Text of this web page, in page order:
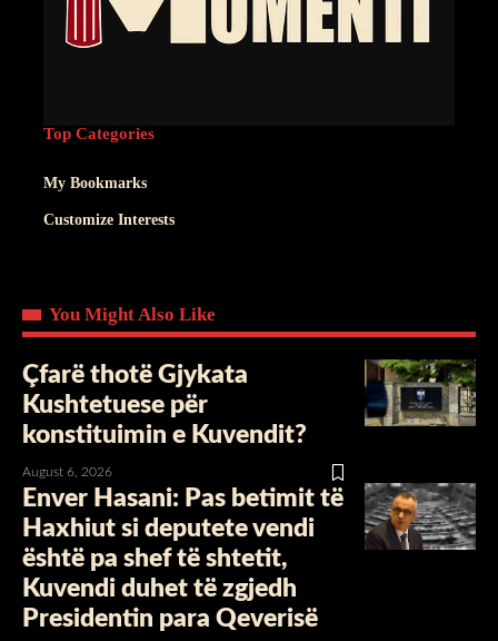
Top Categories
My Bookmarks
Customize Interests
You Might Also Like
Çfarë thotë Gjykata
Kushtetuese për
konstituimin e Kuvendit?
August 6, 2026
Enver Hasani: Pas betimit të
Haxhiut si deputete vendi
është pa shef të shtetit,
Kuvendi duhet të zgjedh
Presidentin para Qeverisë